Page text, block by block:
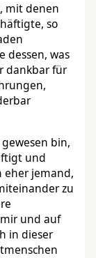
mit denen
so
dessen, was
dankbar für
bin,
und
eher jemand,
zu
und auf
in dieser